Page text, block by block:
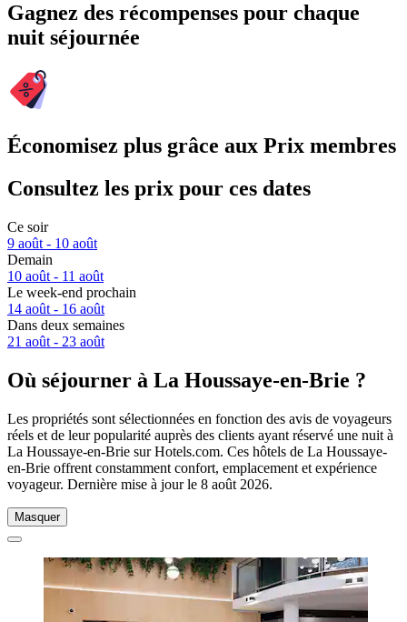
Gagnez des récompenses pour chaque
nuit séjournée
Économisez plus grâce aux Prix membres
Consultez les prix pour ces dates
Ce soir
9 août - 10 août
Demain
10 août - 11 août
Le week-end prochain
14 août - 16 août
Dans deux semaines
21 août - 23 août
Où séjourner à La Houssaye-en-Brie ?
Les propriétés sont sélectionnées en fonction des avis de voyageurs
réels et de leur popularité auprès des clients ayant réservé une nuit à
La Houssaye-en-Brie sur Hotels.com. Ces hôtels de La Houssaye-
en-Brie offrent constamment confort, emplacement et expérience
voyageur. Dernière mise à jour le 8 août 2026.
Masquer